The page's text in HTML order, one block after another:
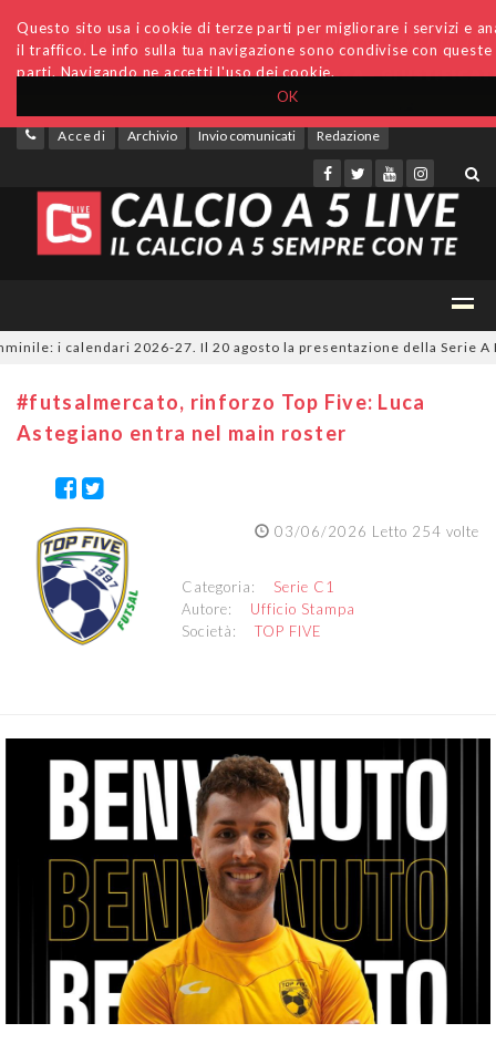
OK
Questo sito usa i cookie di terze parti per migliorare i servizi e
il traffico. Le info sulla tua navigazione sono condivise con
parti. Navigando ne accetti l'uso dei cookie.
Accedi Archivio Invio comunicati Redazione
i calendari 2026-27. Il 20 agosto la presentazione della Serie A
#futsalmercato, rinforzo Top Five: Luca
Astegiano entra nel main roster
03/06/2026 Letto 254 volte
Categoria: Serie C1
Autore: Ufficio Stampa
Società:TOP FIVE